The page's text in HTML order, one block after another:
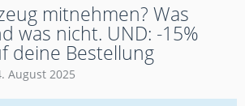
mitnehmen? Was
was nicht. UND: -15%
deine Bestellung
August 2025